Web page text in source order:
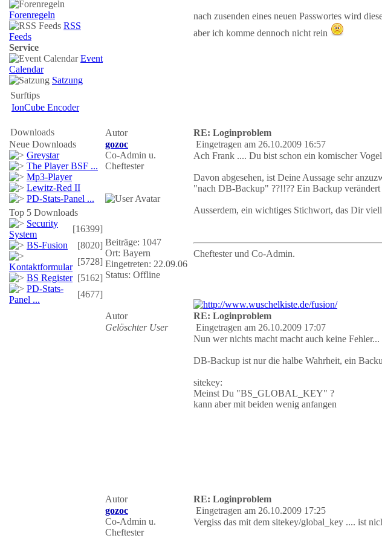
Forenregeln
RSS
Feeds
Service
Event
Calendar
Satzung
Surftips
IonCube Encoder
Downloads
Neue Downloads
Greystar
The Player BSF ...
Mp3-Player
Lewitz-Red II
PD-Stats-Panel ...
Top 5 Downloads
Security
System
[16399]
BS-Fusion
[8020]
Kontaktformular
[5728]
BS Register [5162]
PD-Stats-
Panel ...
[4677]
nach zusenden eines neuen Passwortes wird
aber ich komme dennoch nicht rein
Autor RE: Loginproblem
gozoc
Co-Admin u.
Cheftester
Beiträge: 1047
Ort: Bayern
Eingetreten: 22.09.06
Status: Offline
Eingetragen am 26.10.2009 16:57
Ach Frank .... Du bist schon ein komischer
Davon abgesehen, ist Deine Aussage sehr
"nach DB-Backup" ??!!?? Ein Backup
Ausserdem, ein wichtiges Stichwort, das Dir
Cheftester und Co-Admin.
Autor RE: Loginproblem
Gelöschter User
Eingetragen am 26.10.2009 17:07
Nun wer nichts macht macht auch keine Fehler...
DB-Backup ist nur die halbe Wahrheit, ein
sitekey:
Meinst Du "BS_GLOBAL_KEY" ?
kann aber mit beiden wenig anfangen
Autor RE: Loginproblem
gozoc
Co-Admin u.
Cheftester
Eingetragen am 26.10.2009 17:25
Vergiss das mit dem sitekey/global_key .... ist